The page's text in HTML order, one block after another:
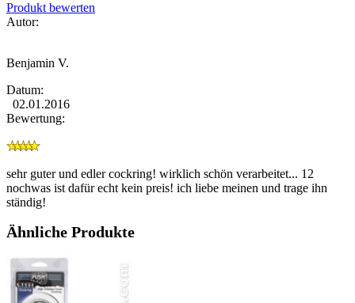
Produkt bewerten
Autor:
Benjamin V.
Datum:
02.01.2016
Bewertung:
sehr guter und edler cockring! wirklich schön verarbeitet... 12
nochwas ist dafür echt kein preis! ich liebe meinen und trage ihn
ständig!
Ähnliche Produkte